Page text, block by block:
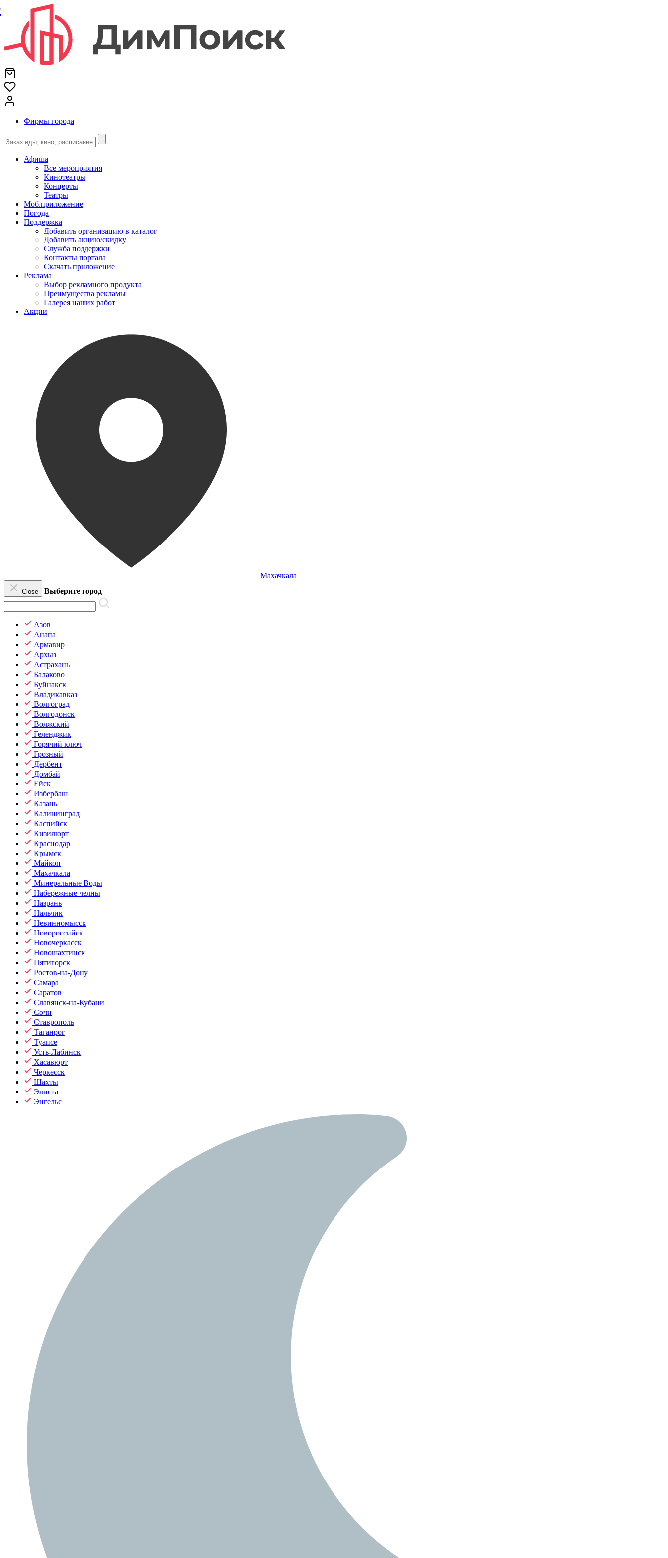
Фирмы города
Афиша
Все мероприятия
Кинотеатры
Концерты
Театры
Моб.приложение
Погода
Поддержка
Добавить организацию в каталог
Добавить акцию/скидку
Служба поддержки
Контакты портала
Скачать приложение
Реклама
Выбор рекламного продукта
Преимущества рекламы
Галерея наших работ
Акции
Махачкала
Close Выберите город
Азов
Анапа
Армавир
Архыз
Астрахань
Балаково
Буйнакск
Владикавказ
Волгоград
Волгодонск
Волжский
Геленджик
Горячий ключ
Грозный
Дербент
Домбай
Ейск
Избербаш
Казань
Калининград
Каспийск
Кизилюрт
Краснодар
Крымск
Майкоп
Махачкала
Минеральные Воды
Набережные челны
Назрань
Нальчик
Невинномысск
Новороссийск
Новочеркасск
Новошахтинск
Пятигорск
Ростов-на-Дону
Самара
Саратов
Славянск-на-Кубани
Сочи
Ставрополь
Таганрог
Туапсе
Усть-Лабинск
Хасавюрт
Черкесск
Шахты
Элиста
Энгельс